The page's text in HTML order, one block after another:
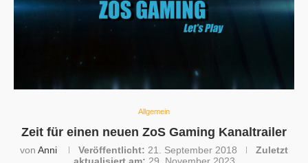
Allgemein
Zeit für einen neuen ZoS Gaming Kanaltrailer
von Anni Veröffentlicht: 21. September 2018
Zuletzt